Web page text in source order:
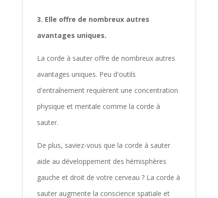
3. Elle offre de nombreux autres
avantages uniques.
La corde à sauter offre de nombreux autres
avantages uniques. Peu d'outils
d'entraînement requièrent une concentration
physique et mentale comme la corde à
sauter.
De plus, saviez-vous que la corde à sauter
aide au développement des hémisphères
gauche et droit de votre cerveau ? La corde à
sauter augmente la conscience spatiale et